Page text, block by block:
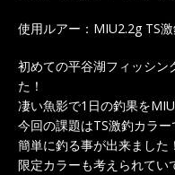
使用ルアー：MIU2.2g TS
初めての平谷湖フィッシン
た！
凄い魚影で1日の釣果を
今回の課題はTS激釣カラ
簡単に釣る事が出来ました！
限定カラーも考えられてい